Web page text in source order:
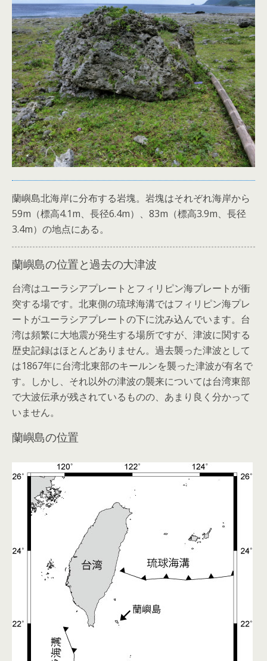
蘭嶼島北海岸に分布する岩塊。岩塊はそれぞれ海岸から
59m（標高4.1m、長径6.4m）、83m（標高3.9m、長径
3.4m）の地点にある。
蘭嶼島の位置と過去の大津波
台湾はユーラシアプレートとフィリピン海プレートが衝
突する場です。北東側の琉球海溝ではフィリピン海プレ
ートがユーラシアプレートの下に沈み込んでいます。台
湾は頻繁に大地震が発生する場所ですが、津波に関する
歴史記録はほとんどありません。過去襲った津波として
は1867年に台湾北東部のキールンを襲った津波が有名で
す。しかし、それ以外の津波の襲来については台湾東部
で大波伝承が残されているものの、あまり良く分かって
いません。
蘭嶼島の位置